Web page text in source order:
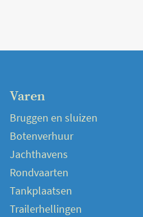
Varen
Bruggen en sluizen
Botenverhuur
Jachthavens
Rondvaarten
Tankplaatsen
Trailerhellingen